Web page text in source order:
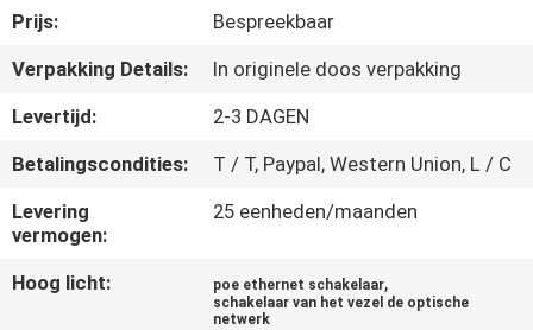
NEEM
CONTACT
MET
OP
NIEUWS
Prijs:
Bespreekbaar
Verpakking Details:
In originele doos verpakking
Levertijd:
2-3 DAGEN
Betalingscondities:
T / T, Paypal, Western Union, L / C
Levering
vermogen:
25 eenheden/maanden
Hoog licht: poe ethernet schakelaar,
schakelaar van het vezel de optische
netwerk